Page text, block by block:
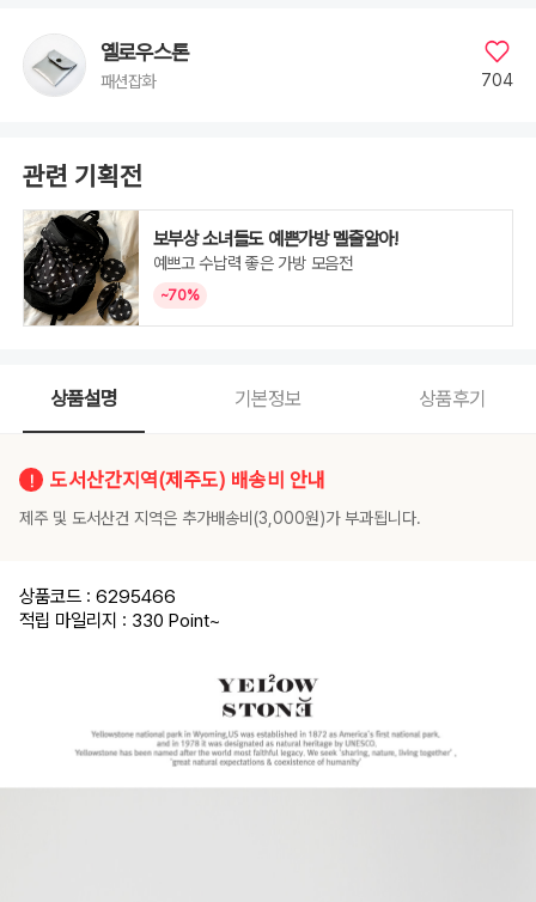
옐로우스톤
패션잡화 704
관련 기획전
보부상 소녀들도 예쁜가방 멜줄알아!
예쁘고 수납력 좋은 가방 모음전
~70%
상품설명 기본정보 상품후기
도서산간지역(제주도) 배송비 안내
제주 및 도서산건 지역은 추가배송비(3,000원)가 부과됩니다.
상품코드 : 6295466
적립 마일리지 : 330 Point~